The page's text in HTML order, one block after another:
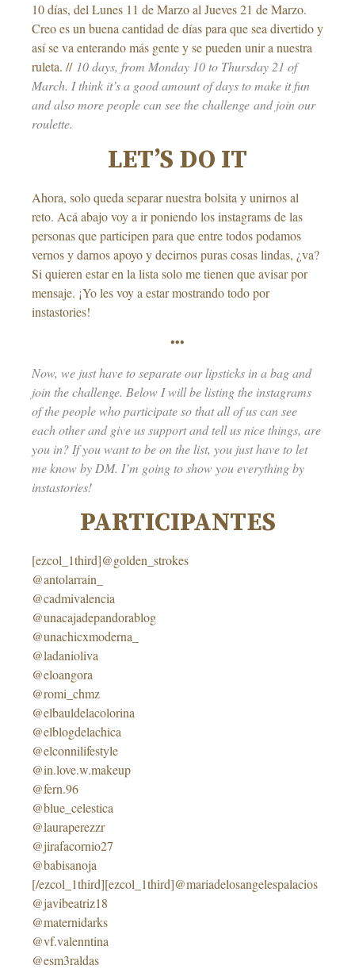
10 días, del Lunes 11 de Marzo al Jueves 21 de Marzo.
Creo es un buena cantidad de días para que sea divertido y
así se va enterando más gente y se pueden unir a nuestra
ruleta. // 10 days, from Monday 10 to Thursday 21 of
March. I think it’s a good amount of days to make it fun
and also more people can see the challenge and join our
roulette.
LET’S DO IT
Ahora, solo queda separar nuestra bolsita y unirnos al
reto. Acá abajo voy a ir poniendo los instagrams de las
personas que participen para que entre todos podamos
vernos y darnos apoyo y decirnos puras cosas lindas, ¿va?
Si quieren estar en la lista solo me tienen que avisar por
mensaje. ¡Yo les voy a estar mostrando todo por
instastories!
•••
Now, we just have to separate our lipsticks in a bag and
join the challenge. Below I will be listing the instagrams
of the people who participate so that all of us can see
each other and give us support and tell us nice things, are
you in? If you want to be on the list, you just have to let
me know by DM. I’m going to show you everything by
instastories!
PARTICIPANTES
[ezcol_1third]@golden_strokes
@antolarrain_
@cadmivalencia
@unacajadepandorablog
@unachicxmoderna_
@ladanioliva
@eloangora
@romi_chmz
@elbauldelacolorina
@elblogdelachica
@elconnilifestyle
@in.love.w.makeup
@fern.96
@blue_celestica
@lauraperezzr
@jirafacornio27
@babisanoja
[/ezcol_1third][ezcol_1third]@mariadelosangelespalacios
@javibeatriz18
@maternidarks
@vf.valenntina
@esm3raldas